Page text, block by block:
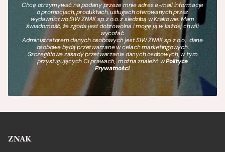
Chcę otrzymywać na podany przeze mnie adres e-mail informacje
o promocjach, produktach, usługach oferowanych przez
wydawnictwo SIW ZNAK sp. z o.o. z siedzibą w Krakowie. Mam
świadomość, że zgoda jest dobrowolna i mogę ją w każdej chwili
wycofać.
Administratorem danych osobowych jest SIW ZNAK sp. z o.o., dane
osobowe będą przetwarzane w celach marketingowych.
Szczegółowe zasady przetwarzania danych osobowych, w tym
przysługujących Ci prawach, można znaleźć wPolityce
Prywatności.
ZNAK